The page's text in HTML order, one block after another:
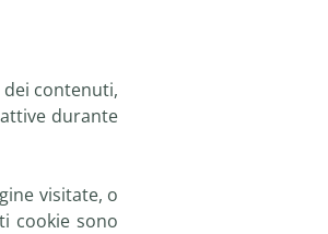
contenuti,
durante
visitate, o
cookie sono